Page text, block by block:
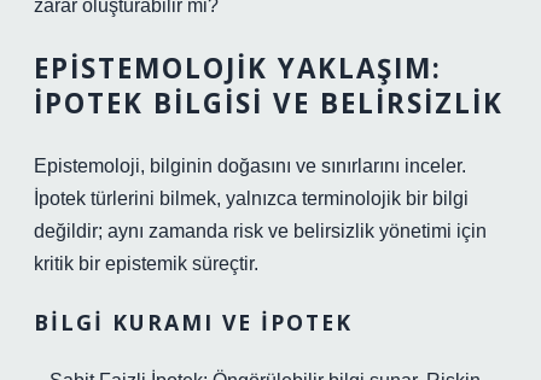
zarar oluşturabilir mi?
EPISTEMOLOJIK YAKLAŞIM:
İPOTEK BILGISI VE BELIRSIZLIK
Epistemoloji, bilginin doğasını ve sınırlarını inceler.
İpotek türlerini bilmek, yalnızca terminolojik bir bilgi
değildir; aynı zamanda risk ve belirsizlik yönetimi için
kritik bir epistemik süreçtir.
BILGI KURAMI VE İPOTEK